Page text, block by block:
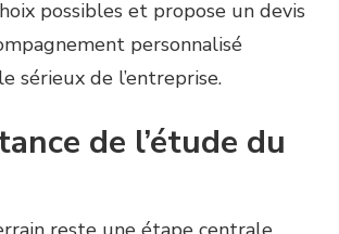
possibles et propose un devis
personnalisé
sérieux de l’entreprise.
de l’étude du